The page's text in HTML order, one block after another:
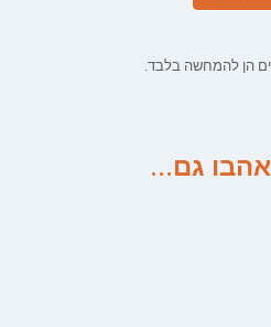
הן להמחשה בלבד.
גם...